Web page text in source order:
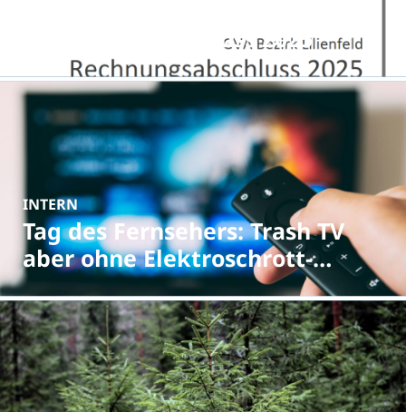
Rechnungsabschluss 2025
INTERN
Tag des Fernsehers: Trash TV
aber ohne Elektroschrott-
Drama!